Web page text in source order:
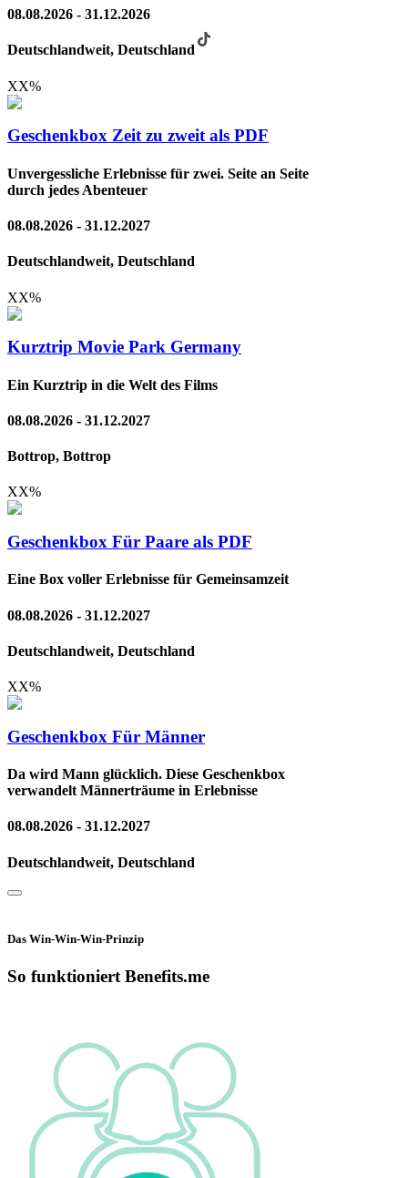
08.08.2026 - 31.12.2026
Deutschlandweit, Deutschland
XX%
Geschenkbox Zeit zu zweit als PDF
Unvergessliche Erlebnisse für zwei. Seite an Seite
durch jedes Abenteuer
08.08.2026 - 31.12.2027
Deutschlandweit, Deutschland
XX%
Kurztrip Movie Park Germany
Ein Kurztrip in die Welt des Films
08.08.2026 - 31.12.2027
Bottrop, Bottrop
XX%
Geschenkbox Für Paare als PDF
Eine Box voller Erlebnisse für Gemeinsamzeit
08.08.2026 - 31.12.2027
Deutschlandweit, Deutschland
XX%
Geschenkbox Für Männer
Da wird Mann glücklich. Diese Geschenkbox
verwandelt Männerträume in Erlebnisse
08.08.2026 - 31.12.2027
Deutschlandweit, Deutschland
Das Win-Win-Win-Prinzip
So funktioniert Benefits.me